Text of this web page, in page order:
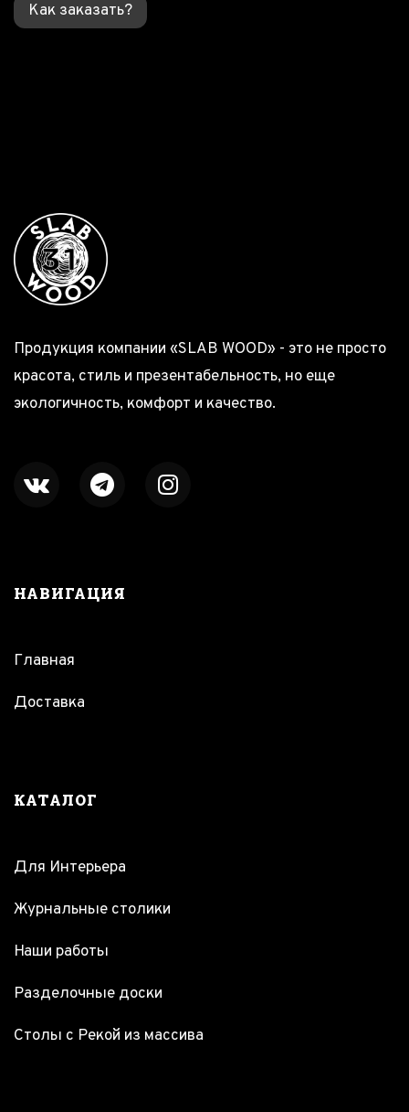
Как заказать?
Продукция компании «SLAB WOOD» - это не просто
красота, стиль и презентабельность, но еще
экологичность, комфорт и качество.
НАВИГАЦИЯ
Главная
Доставка
КАТАЛОГ
Для Интерьера
Журнальные столики
Наши работы
Разделочные доски
Столы с Рекой из массива